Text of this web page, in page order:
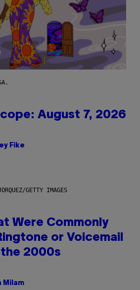
August 7, 2026
Fike
GETTY IMAGES
Were Commonly
or Voicemail
2000s
Milam